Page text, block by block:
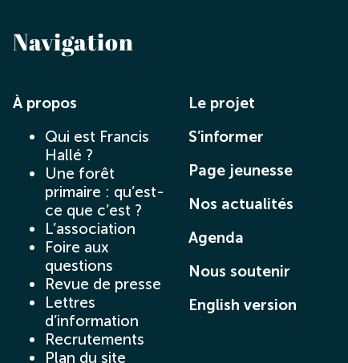
Navigation
À propos
Qui est Francis
Hallé ?
Une forêt
primaire : qu’est-
ce que c’est ?
L’association
Foire aux
questions
Revue de presse
Lettres
d’information
Recrutements
Plan du site
Le projet
S’informer
Page jeunesse
Nos actualités
Agenda
Nous soutenir
English version